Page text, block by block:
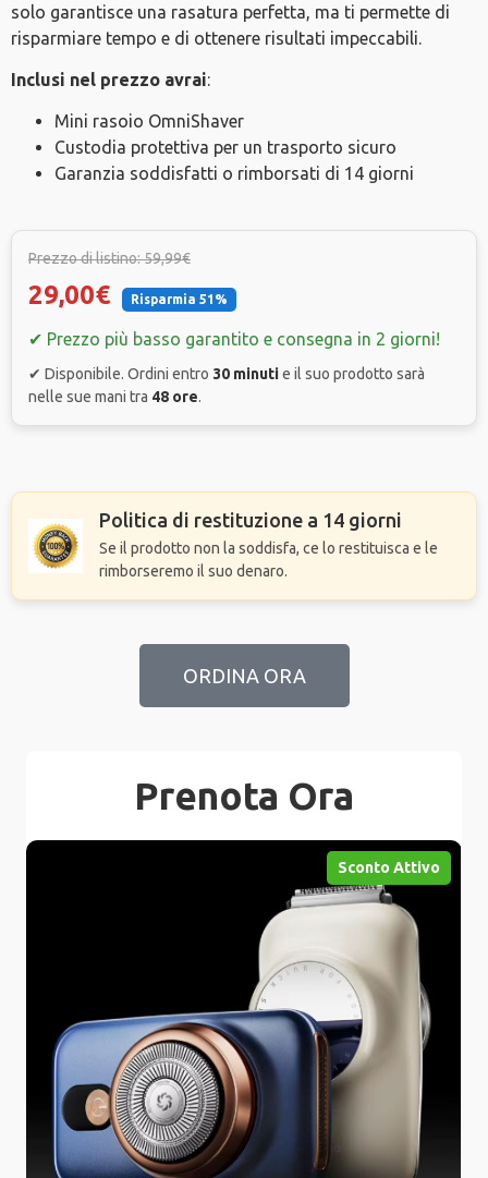
solo garantisce una rasatura perfetta, ma ti permette di
risparmiare tempo e di ottenere risultati impeccabili.
Inclusi nel prezzo avrai:
Mini rasoio OmniShaver
Custodia protettiva per un trasporto sicuro
Garanzia soddisfatti o rimborsati di 14 giorni
Prezzo di listino: 59,99€
29,00€ Risparmia 51%
✔ Prezzo più basso garantito e consegna in 2 giorni!
✔ Disponibile. Ordini entro 30 minutie il suo prodotto sarà
nelle sue mani tra 48 ore.
Politica di restituzione a 14 giorni
Se il prodotto non la soddisfa, ce lo restituisca e le
rimborseremo il suo denaro.
ORDINA ORA
Prenota Ora
Sconto Attivo